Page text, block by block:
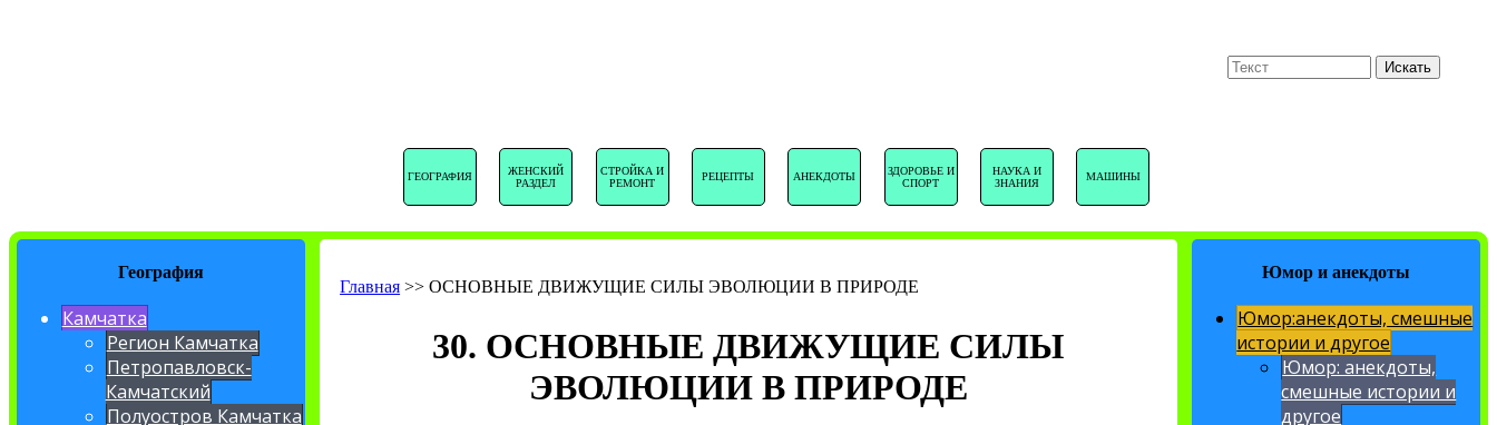
ГЕОГРАФИЯ
ЖЕНСКИЙ
РАЗДЕЛ
СТРОЙКА И
РЕМОНТ
РЕЦЕПТЫ АНЕКДОТЫ
ЗДОРОВЬЕ И
СПОРТ
НАУКА И
ЗНАНИЯ
МАШИНЫ
Искать
География
Камчатка
Регион Камчатка
Петропавловск-
Камчатский
Полуостров Камчатка
Главная >>ОСНОВНЫЕ ДВИЖУЩИЕ СИЛЫ ЭВОЛЮЦИИ В ПРИРОДЕ
30. ОСНОВНЫЕ ДВИЖУЩИЕ СИЛЫ
ЭВОЛЮЦИИ В ПРИРОДЕ
Юмор и анекдоты
Юмор:анекдоты, смешные
истории и другое
Юмор: анекдоты,
смешные истории и
другое